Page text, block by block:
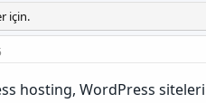
için.
hosting, WordPress